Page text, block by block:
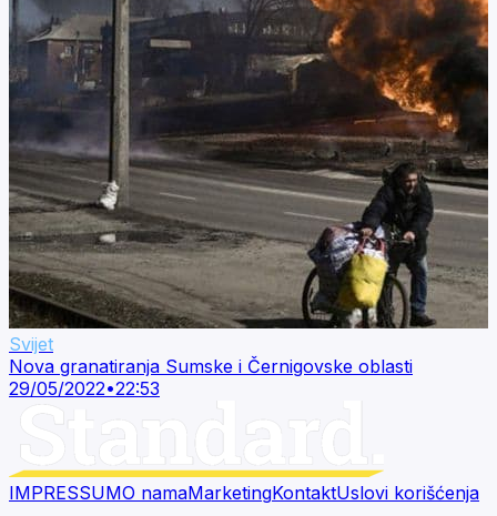
Svijet
Nova granatiranja Sumske i Černigovske oblasti
29/05/2022•22:53
IMPRESSUMO namaMarketingKontaktUslovi korišćenja